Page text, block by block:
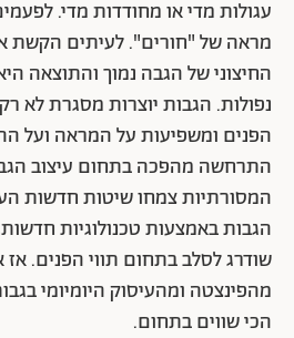
עגולות מדי או מחודדות מדי.
מראה של "חורים". לעיתים הקשת
החיצוני של הגבה נמוך והתוצאה
נפולות. הגבות יוצרות מסגרת לא
הפנים ומשפיעות על המראה ועל
התרחשה מהפכה בתחום עיצוב
המסורתיות צמחו שיטות חדשות
הגבות באמצעות טכנולוגיות
שודרג לסלב בתחום תווי הפנים.
מהפינצטה ומהעיסוק היומיומי
הכי שווים בתחום.